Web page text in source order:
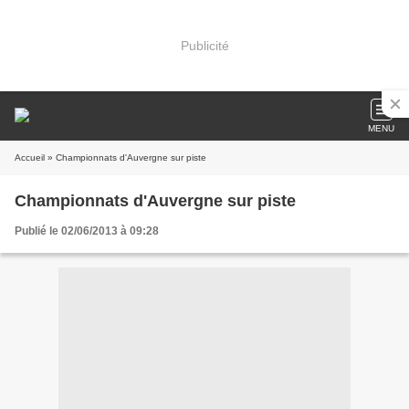
Publicité
MENU
Accueil » Championnats d'Auvergne sur piste
Championnats d'Auvergne sur piste
Publié le 02/06/2013 à 09:28